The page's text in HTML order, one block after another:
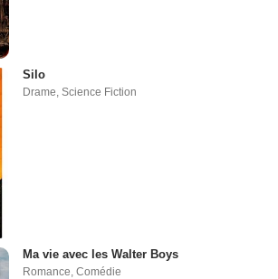
Silo
Drame,Science Fiction
Ma vie avec les Walter Boys
Romance ,Comédie